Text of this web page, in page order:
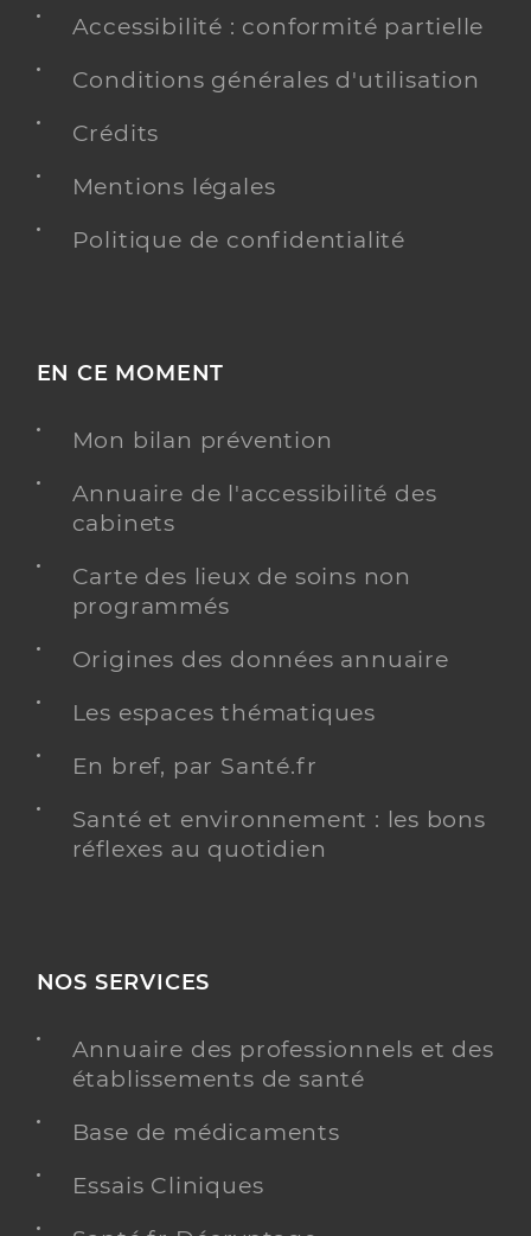
Accessibilité : conformité partielle
Conditions générales d'utilisation
Crédits
Mentions légales
Politique de confidentialité
EN CE MOMENT
Mon bilan prévention
Annuaire de l'accessibilité des
cabinets
Carte des lieux de soins non
programmés
Origines des données annuaire
Les espaces thématiques
En bref, par Santé.fr
Santé et environnement : les bons
réflexes au quotidien
NOS SERVICES
Annuaire des professionnels et des
établissements de santé
Base de médicaments
Essais Cliniques